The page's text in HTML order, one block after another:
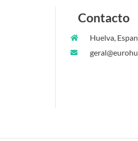
Contacto
Huelva,